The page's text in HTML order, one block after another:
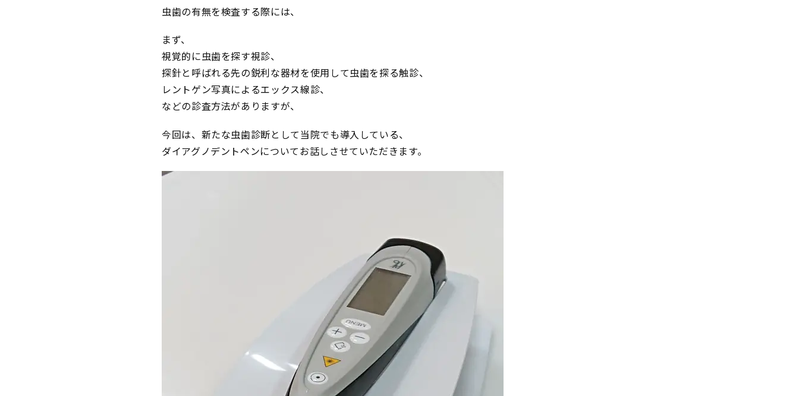
虫歯の有無を検査する際には、
まず、
視覚的に虫歯を探す視診、
探針と呼ばれる先の鋭利な器材を使用して虫歯を探る触診、
レントゲン写真によるエックス線診、
などの診査方法がありますが、
今回は、新たな虫歯診断として当院でも導入している、
ダイアグノデントペンについてお話しさせていただきます。